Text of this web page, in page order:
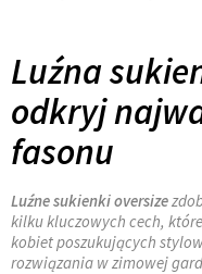
Luźna
odkryj
fasonu
Luźne sukienki oversize
kilku kluczowych cech,
kobiet poszukujących
rozwiązania w zimowej